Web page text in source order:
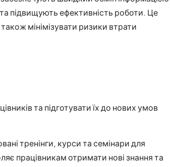
підвищують ефективність роботи. Це
мінімізувати ризики втрати
та підготувати їх до нових умов
тренінги, курси та семінари для
працівникам отримати нові знання та